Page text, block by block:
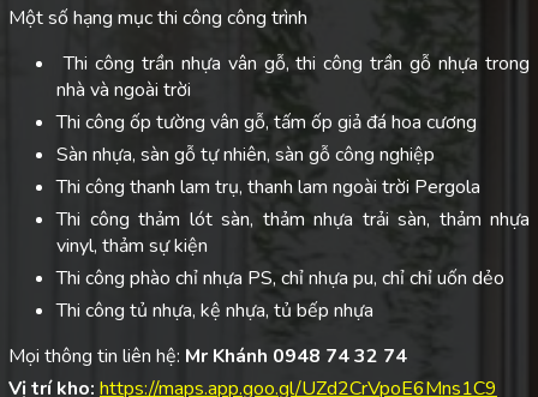
Một số hạng mục thi công công trình
Thi công trần nhựa vân gỗ, thi công trần gỗ nhựa trong
nhà và ngoài trời
Thi công ốp tường vân gỗ, tấm ốp giả đá hoa cương
Sàn nhựa, sàn gỗ tự nhiên, sàn gỗ công nghiệp
Thi công thanh lam trụ, thanh lam ngoài trời Pergola
Thi công thảm lót sàn, thảm nhựa trải sàn, thảm nhựa
vinyl, thảm sự kiện
Thi công phào chỉ nhựa PS, chỉ nhựa pu, chỉ chỉ uốn dẻo
Thi công tủ nhựa, kệ nhựa, tủ bếp nhựa
Mọi thông tin liên hệ: Mr Khánh 0948 74 32 74
Vị trí kho: https://maps.app.goo.gl/UZd2CrVpoE6Mns1C9